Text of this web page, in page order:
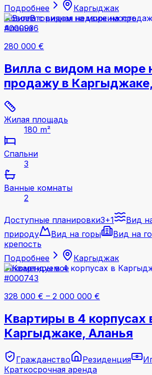
Подробнее
Каргыджак
НовоеВторичная недвижимость
#000936
280 000 €
Вилла с видом на море
продажу в
Жилая площадь
180 m²
Спальни
3
Ванные комнаты
2
Доступные планировки3+1 Вид
природу
Вид на горы Вид на
крепость
Подробнее
Каргыджак
Рекомендуемое
#000743
328 000 € – 2 000 000 €
Квартиры в 4 корпусах
Каргыджаке, Аланья
Гражданство Резиденция
Краткосрочная аренда